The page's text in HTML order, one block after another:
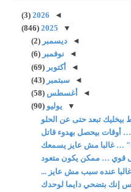
◄
2026
(3)
▼
2025
(846)
◄ديسمبر(2)
◄ نوفمبر(6)
◄أكتوبر(69)
◄سبتمبر(43)
◄
أغسطس(58)
▼ يوليو(90)
بيخليك تبعد حتى عن الحلو
أوقات بيحصل بهدوء قاتل
… غالبا مش عايز يسمعك
قوي … ممكن يكون متعود
عنده سبب مش عايز ...
إنك بتضحي دايما لوحدك